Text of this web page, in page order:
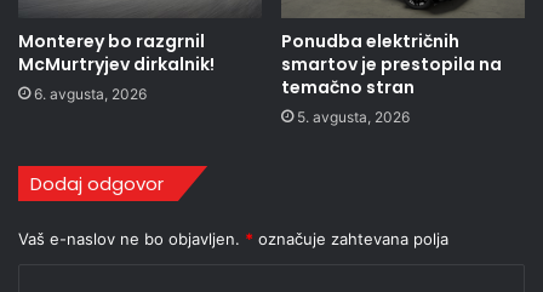
Monterey bo razgrnil
McMurtryjev dirkalnik!
6. avgusta, 2026
Ponudba električnih
smartov je prestopila na
temačno stran
5. avgusta, 2026
Dodaj odgovor
Vaš e-naslov ne bo objavljen. * označuje zahtevana polja